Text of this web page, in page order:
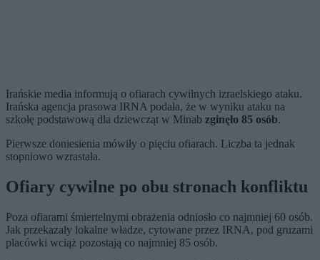
Irańskie media informują o ofiarach cywilnych izraelskiego ataku.
Irańska agencja prasowa IRNA podała, że w wyniku ataku na
szkołę podstawową dla dziewcząt w Minab zginęło 85 osób.
Pierwsze doniesienia mówiły o pięciu ofiarach. Liczba ta jednak
stopniowo wzrastała.
Ofiary cywilne po obu stronach konfliktu
Poza ofiarami śmiertelnymi obrażenia odniosło co najmniej 60 osób.
Jak przekazały lokalne władze, cytowane przez IRNA, pod gruzami
placówki wciąż pozostają co najmniej 85 osób.